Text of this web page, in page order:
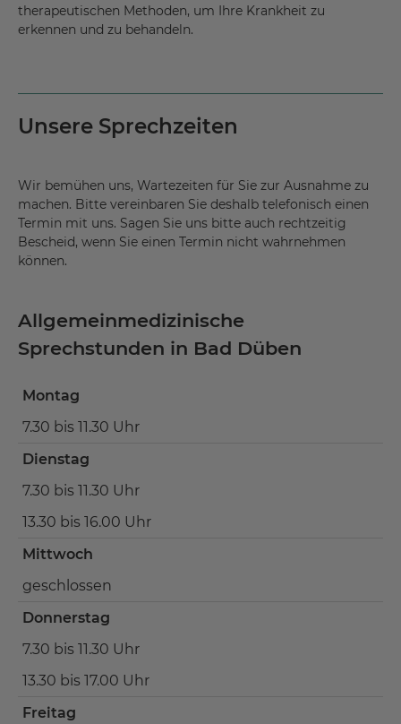
therapeutischen Methoden, um Ihre Krankheit zu
erkennen und zu behandeln.
Unsere Sprechzeiten
Wir bemühen uns, Wartezeiten für Sie zur Ausnahme zu
machen. Bitte vereinbaren Sie deshalb telefonisch einen
Termin mit uns. Sagen Sie uns bitte auch rechtzeitig
Bescheid, wenn Sie einen Termin nicht wahrnehmen
können.
Allgemeinmedizinische
Sprechstunden in Bad Düben
Montag
7.30 bis 11.30 Uhr
Dienstag
7.30 bis 11.30 Uhr
13.30 bis 16.00 Uhr
Mittwoch
geschlossen
Donnerstag
7.30 bis 11.30 Uhr
13.30 bis 17.00 Uhr
Freitag